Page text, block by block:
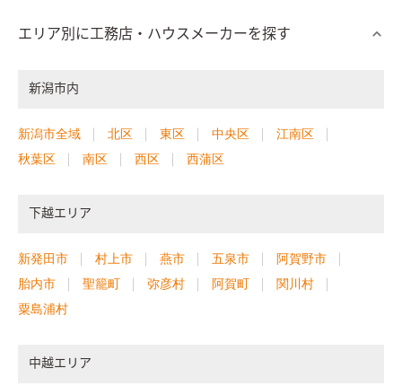
エリア別に工務店・ハウスメーカーを探す
新潟市内
新潟市全域 北区 東区 中央区
江南区
秋葉区
南区 西区 西蒲区
下越エリア
新発田市 村上市 燕市 五泉市
阿賀野市
胎内市
聖籠町 弥彦村 阿賀町
関川村
粟島浦村
中越エリア